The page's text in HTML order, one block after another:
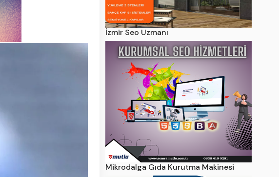
İzmir Seo Uzmanı
Mikrodalga Gıda Kurutma Makinesi